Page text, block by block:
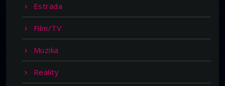
Estrada
Film/TV
Muzika
Reality